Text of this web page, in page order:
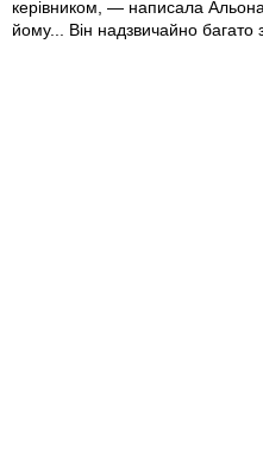
керівником, — написала
йому... Він надзвичайно багато